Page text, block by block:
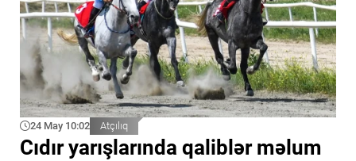
24 May 10:02 Atçılıq
Cıdır yarışlarında qaliblər məlum